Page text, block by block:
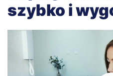
szybko i